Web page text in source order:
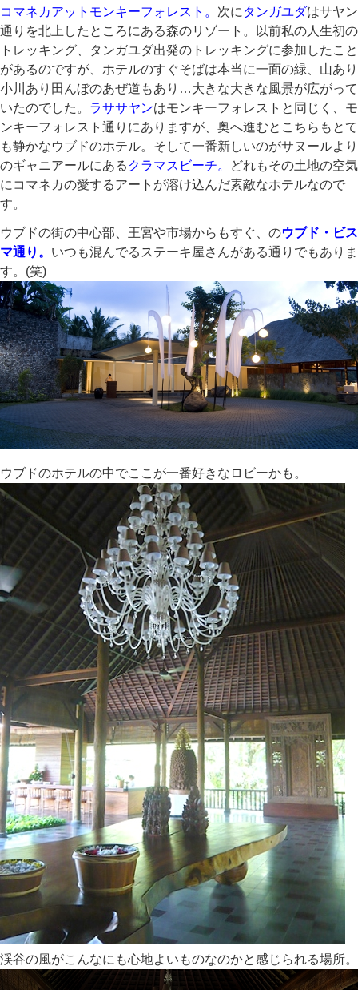
コマネカアットモンキーフォレスト。 次に タンガユダはサヤン
通りを北上したところにある森のリゾート。以前私の人生初の
トレッキング、タンガユダ出発のトレッキングに参加したこと
があるのですが、ホテルのすぐそばは本当に一面の緑、山あり
小川あり田んぼのあぜ道もあり…大きな大きな風景が広がって
いたのでした。 ラササヤンはモンキーフォレストと同じく、モ
ンキーフォレスト通りにありますが、奥へ進むとこちらもとて
も静かなウブドのホテル。そして一番新しいのがサヌールより
のギャニアールにある クラマスビーチ。
どれもその土地の空気
にコマネカの愛するアートが溶け込んだ素敵なホテルなので
す。
ウブドの街の中心部、王宮や市場からもすぐ、のウブド・ビス
マ通り。 いつも混んでるステーキ屋さんがある通りでもありま
す。(笑)
ウブドのホテルの中でここが一番好きなロビーかも。
渓谷の風がこんなにも心地よいものなのかと感じられる場所。